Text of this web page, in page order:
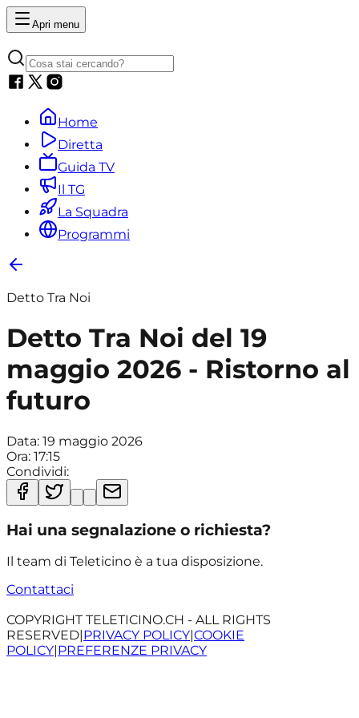
Apri menu
Home
Diretta
Guida TV
Il TG
La Squadra
Programmi
Detto Tra Noi
Detto Tra Noi del 19
maggio 2026 - Ristorno al
futuro
Data: 19 maggio 2026
Ora: 17:15
Condividi:
Hai una segnalazione o richiesta?
Il team di Teleticino è a tua disposizione.
Contattaci
COPYRIGHT TELETICINO.CH - ALL RIGHTS
RESERVED|PRIVACY POLICY|COOKIE
POLICY|PREFERENZE PRIVACY